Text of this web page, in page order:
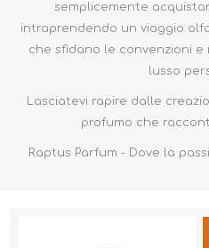
semplicemente
intraprendendo un viaggio
che sfidano le convenzioni
lusso
Lasciatevi rapire dalle
profumo che
Raptus Parfum - Dove la